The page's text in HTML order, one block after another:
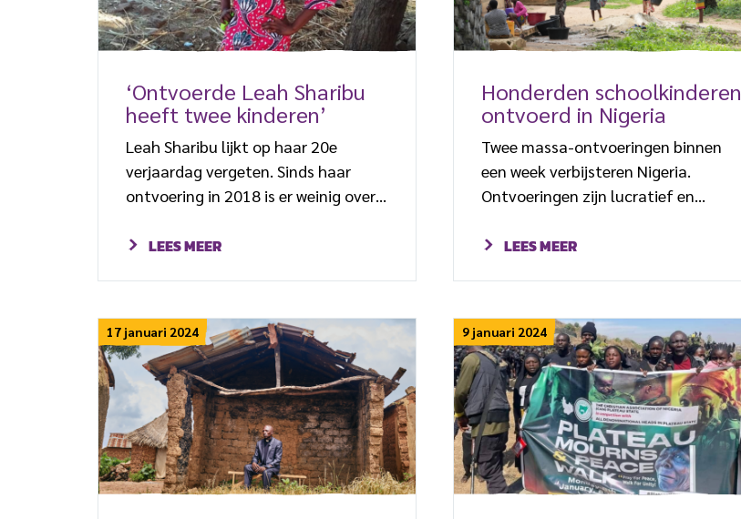
‘Ontvoerde Leah Sharibu
heeft twee kinderen’
Leah Sharibu lijkt op haar 20e
verjaardag vergeten. Sinds haar
ontvoering in 2018 is er weinig over
niet opgegeven.
LEES MEER
Honderden schoolkinderen
ontvoerd in Nigeria
Twee massa-ontvoeringen binnen
een week verbijsteren Nigeria.
Ontvoeringen zijn lucratief en
kwetsbaar.
LEES MEER
17 januari 2024 9 januari 2024